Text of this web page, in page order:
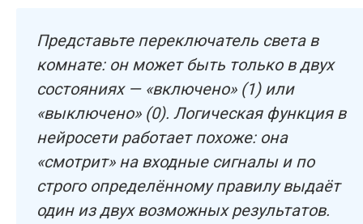
Представьте переключатель света в
комнате: он может быть только в двух
состояниях — «включено» (1) или
«выключено» (0). Логическая функция в
нейросети работает похоже: она
«смотрит» на входные сигналы и по
строго определённому правилу выдаёт
один из двух возможных результатов.